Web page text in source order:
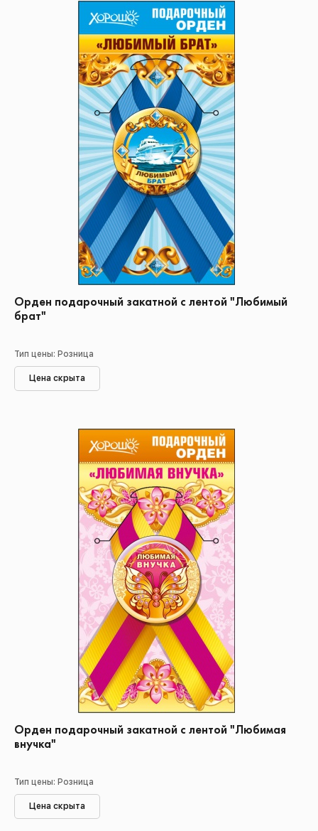
Орден подарочный закатной с лентой "Любимый
брат"
Тип цены: Розница
Цена скрыта
Орден подарочный закатной с лентой "Любимая
внучка"
Тип цены: Розница
Цена скрыта